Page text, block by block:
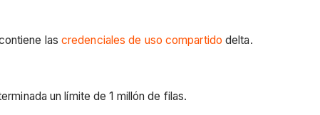
las credenciales de uso compartido delta.
un límite de 1 millón de filas.